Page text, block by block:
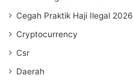
Cegah Praktik Haji Ilegal 2026
Cryptocurrency
Csr
Daerah